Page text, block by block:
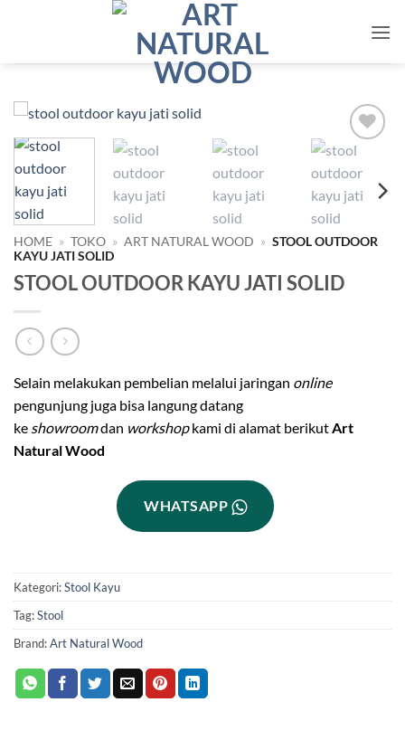
Add to
wishlist
HOME » TOKO » ART NATURAL WOOD » STOOL OUTDOOR
KAYU JATI SOLID
STOOL OUTDOOR KAYU JATI SOLID
Selain melakukan pembelian melalui jaringan online
pengunjung juga bisa langung datang
ke showroomdan workshopkami di alamat berikutArt
Natural Wood
WHATSAPP
Kategori:Stool Kayu
Tag:Stool
Brand:Art Natural Wood